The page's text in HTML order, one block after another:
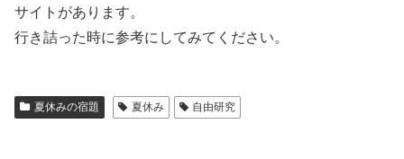
サイトがあります。
行き詰った時に参考にしてみてください。
夏休みの宿題 夏休み 自由研究